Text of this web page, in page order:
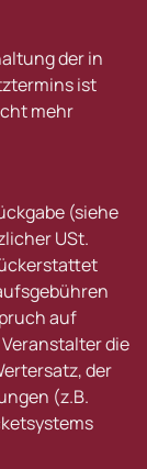
der in
ist
mehr
(siehe
USt.
auf
die
der
(z.B.